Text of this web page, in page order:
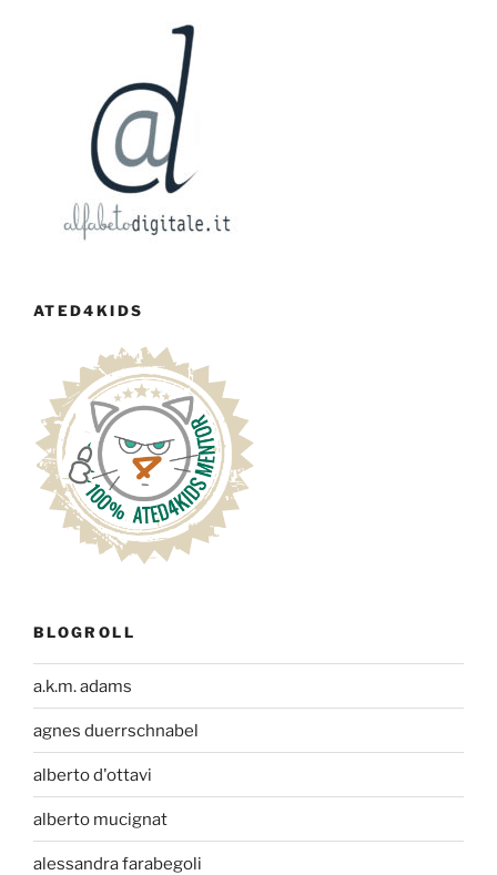
ATED4KIDS
BLOGROLL
a.k.m. adams
agnes duerrschnabel
alberto d'ottavi
alberto mucignat
alessandra farabegoli